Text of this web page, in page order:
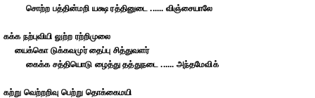
சொற்ற பத்தின்மறி யக்ஷ ரத்தினுடை ...... விஞ்சையாலே
கக்க நற்புவியி லுற்ற ரற்றிமுலை
யைக்கொ டுக்கவமுர் தைப்பு சித்துவளர்
கைக்க சத்தியொடு ழைத்து தத்துநடை ...... அந்தமேவிக்
கற்று வெற்றறிவு பெற்று தொக்கைமயி